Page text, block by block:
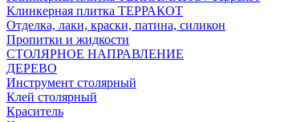
Клинкерная плитка ТЕРРАКОТ
Отделка, лаки, краски, патина, силикон
Пропитки и жидкости
СТОЛЯРНОЕ НАПРАВЛЕНИЕ
ДЕРЕВО
Инструмент столярный
Клей столярный
Краситель